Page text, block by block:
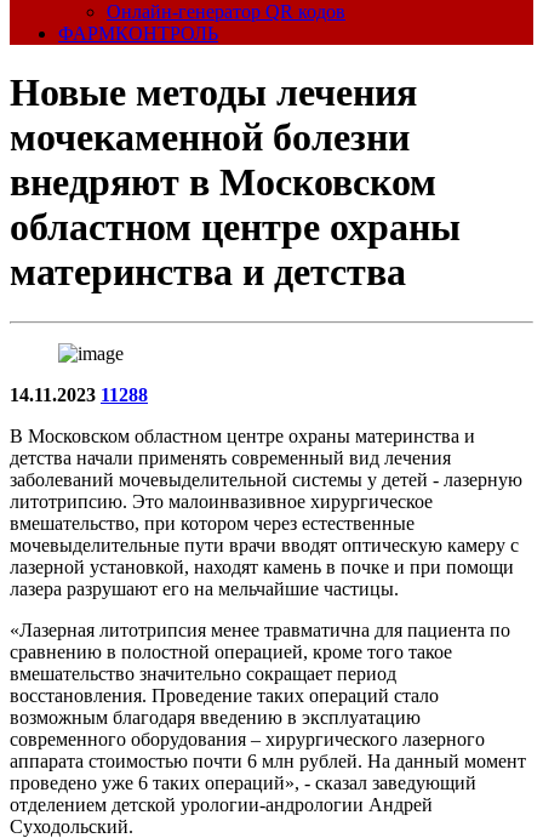
Онлайн-генератор QR кодов
ФАРМКОНТРОЛЬ
Новые методы лечения
мочекаменной болезни
внедряют в Московском
областном центре охраны
материнства и детства
14.11.2023 11288
В Московском областном центре охраны материнства и
детства начали применять современный вид лечения
заболеваний мочевыделительной системы у детей - лазерную
литотрипсию. Это малоинвазивное хирургическое
вмешательство, при котором через естественные
мочевыделительные пути врачи вводят оптическую камеру с
лазерной установкой, находят камень в почке и при помощи
лазера разрушают его на мельчайшие частицы.
«Лазерная литотрипсия менее травматична для пациента по
сравнению в полостной операцией, кроме того такое
вмешательство значительно сокращает период
восстановления. Проведение таких операций стало
возможным благодаря введению в эксплуатацию
современного оборудования – хирургического лазерного
аппарата стоимостью почти 6 млн рублей. На данный момент
проведено уже 6 таких операций», - сказал заведующий
отделением детской урологии-андрологии Андрей
Суходольский.